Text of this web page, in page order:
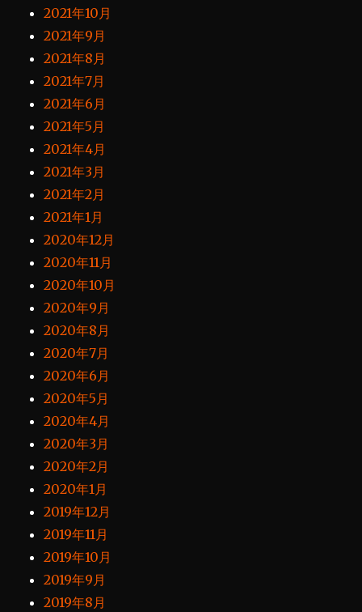
2021年10月
2021年9月
2021年8月
2021年7月
2021年6月
2021年5月
2021年4月
2021年3月
2021年2月
2021年1月
2020年12月
2020年11月
2020年10月
2020年9月
2020年8月
2020年7月
2020年6月
2020年5月
2020年4月
2020年3月
2020年2月
2020年1月
2019年12月
2019年11月
2019年10月
2019年9月
2019年8月